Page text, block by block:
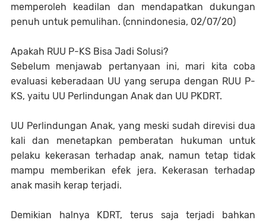
memperoleh keadilan dan mendapatkan dukungan
penuh untuk pemulihan. (cnnindonesia, 02/07/20)
Apakah RUU P-KS Bisa Jadi Solusi?
Sebelum menjawab pertanyaan ini, mari kita coba
evaluasi keberadaan UU yang serupa dengan RUU P-
KS, yaitu UU Perlindungan Anak dan UU PKDRT.
UU Perlindungan Anak, yang meski sudah direvisi dua
kali dan menetapkan pemberatan hukuman untuk
pelaku kekerasan terhadap anak, namun tetap tidak
mampu memberikan efek jera. Kekerasan terhadap
anak masih kerap terjadi.
Demikian halnya KDRT, terus saja terjadi bahkan